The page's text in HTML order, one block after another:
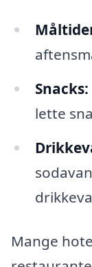
Snacks:
lette
Mange